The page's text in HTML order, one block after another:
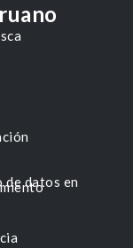
de datos en